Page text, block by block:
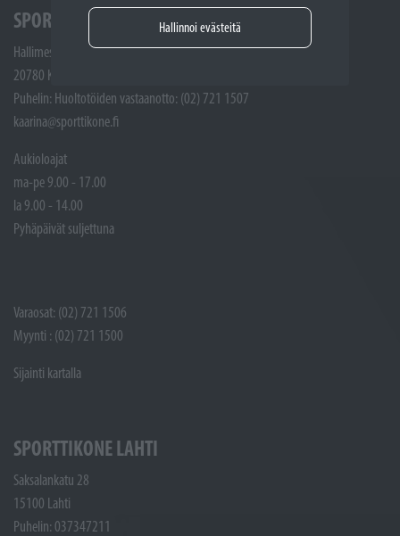
Hallinnoi evästeitä
SPORTTIKONE KAARINA
Hallimestarinkatu 4
20780 Kaarina
Puhelin: Huoltotöiden vastaanotto: (02) 721 1507
kaarina@sporttikone.fi
Aukioloajat
ma-pe 9.00 - 17.00
la 9.00 - 14.00
Pyhäpäivät suljettuna
Varaosat: (02) 721 1506
Myynti : (02) 721 1500
Sijainti kartalla
SPORTTIKONE LAHTI
Saksalankatu 28
15100 Lahti
Puhelin: 037347211